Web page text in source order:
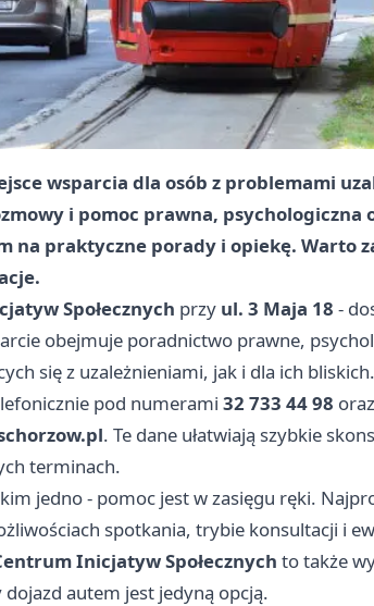
wsparcia dla osób z problemami
i pomoc prawna, psychologiczna
na praktyczne porady i opiekę. Warto
Społecznych przy ul. 3 Maja 18 -
obejmuje poradnictwo prawne,
się z uzależnieniami, jak i dla ich bliskich.
pod numerami 32 733 44 98 oraz
. Te dane ułatwiają szybkie
terminach.
jedno - pomoc jest w zasięgu ręki.
spotkania, trybie konsultacji i
Inicjatyw Społecznych to także
autem jest jedyną opcją.